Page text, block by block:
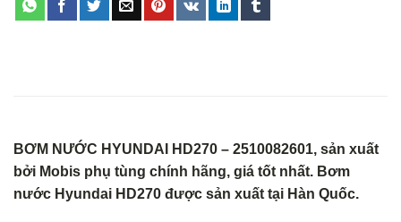
BƠM NƯỚC HYUNDAI HD270 – 2510082601, sản xuất
bởi Mobis phụ tùng chính hãng, giá tốt nhất. Bơm
nước Hyundai HD270 được sản xuất tại Hàn Quốc.